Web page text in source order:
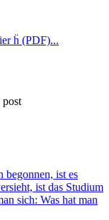
ḧ (PDF)...
begonnen, ist es
ist das Studium
sich: Was hat man